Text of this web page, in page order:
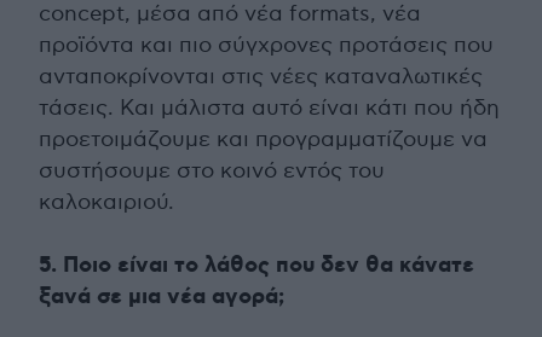
concept, μέσα από νέα formats, νέα
προϊόντα και πιο σύγχρονες προτάσεις που
ανταποκρίνονται στις νέες καταναλωτικές
τάσεις. Και μάλιστα αυτό είναι κάτι που ήδη
προετοιμάζουμε και προγραμματίζουμε να
συστήσουμε στο κοινό εντός του
καλοκαιριού.
5. Ποιο είναι το λάθος που δεν θα κάνατε
ξανά σε μια νέα αγορά;